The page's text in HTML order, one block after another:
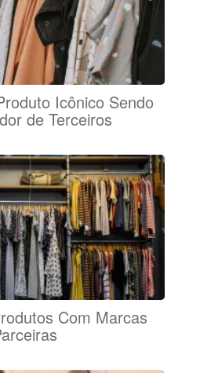
Icônico Sendo
de Terceiros
Com Marcas